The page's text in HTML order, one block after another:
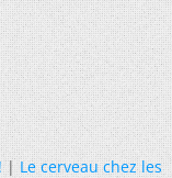
|Le cerveau chez les